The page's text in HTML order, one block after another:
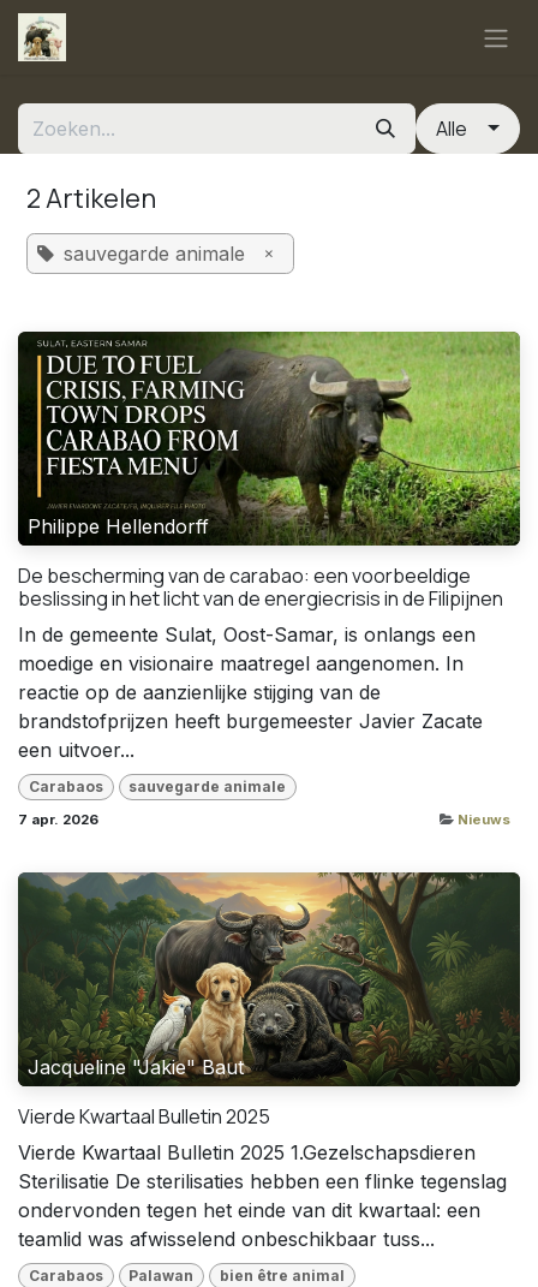
Overslaan naar inhoud
Alle
2 Artikelen
sauvegarde animale ×
Philippe Hellendorff
De bescherming van de carabao: een voorbeeldige
beslissing in het licht van de energiecrisis in de Filipijnen
In de gemeente Sulat, Oost-Samar, is onlangs een
moedige en visionaire maatregel aangenomen. In
reactie op de aanzienlijke stijging van de
brandstofprijzen heeft burgemeester Javier Zacate
een uitvoer...
Carabaos sauvegarde animale
7 apr. 2026 Nieuws
Jacqueline "Jakie" Baut
Vierde Kwartaal Bulletin 2025
Vierde Kwartaal Bulletin 2025 1.Gezelschapsdieren
Sterilisatie De sterilisaties hebben een flinke tegenslag
ondervonden tegen het einde van dit kwartaal: een
teamlid was afwisselend onbeschikbaar tuss...
Carabaos Palawan bien être animal